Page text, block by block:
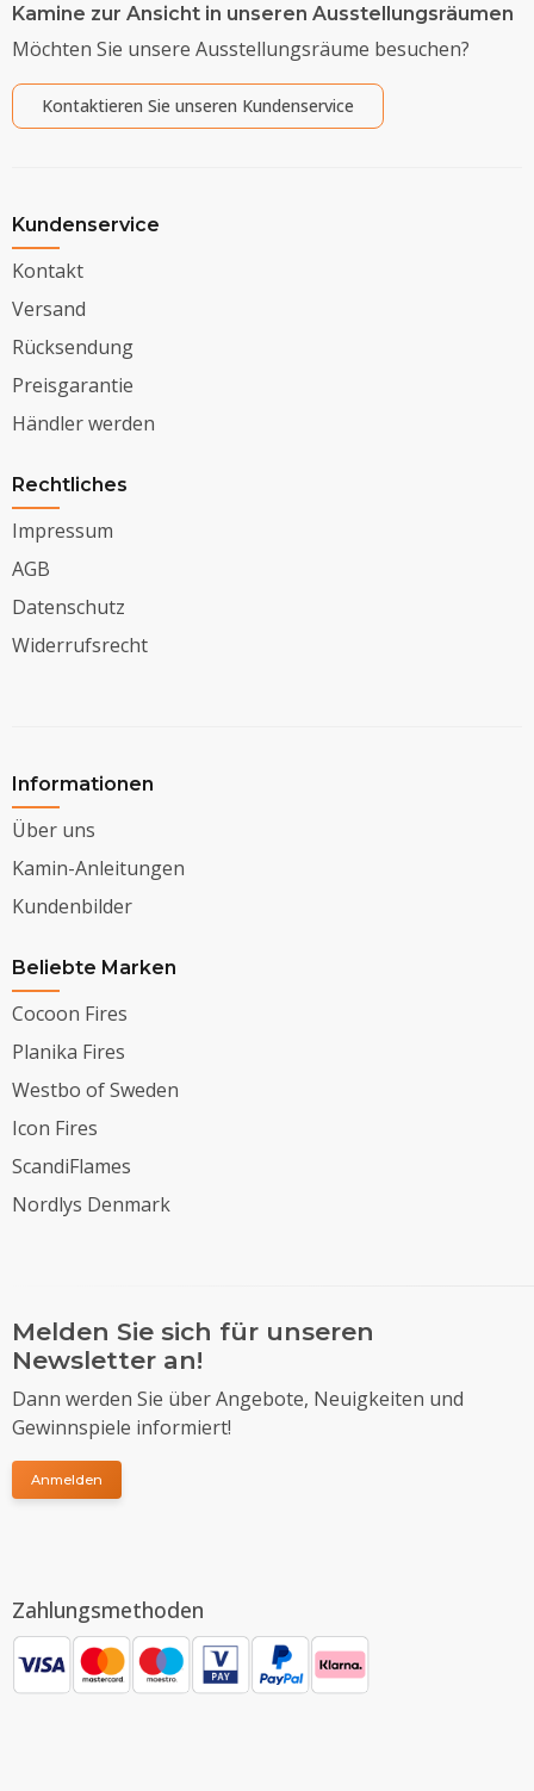
Kamine zur Ansicht in unseren Ausstellungsräumen
Möchten Sie unsere Ausstellungsräume besuchen?
Kontaktieren Sie unseren Kundenservice
Kundenservice
Kontakt
Versand
Rücksendung
Preisgarantie
Händler werden
Rechtliches
Impressum
AGB
Datenschutz
Widerrufsrecht
Informationen
Über uns
Kamin-Anleitungen
Kundenbilder
Beliebte Marken
Cocoon Fires
Planika Fires
Westbo of Sweden
Icon Fires
ScandiFlames
Nordlys Denmark
Melden Sie sich für unseren
Newsletter an!
Dann werden Sie über Angebote, Neuigkeiten und
Gewinnspiele informiert!
Anmelden
Zahlungsmethoden